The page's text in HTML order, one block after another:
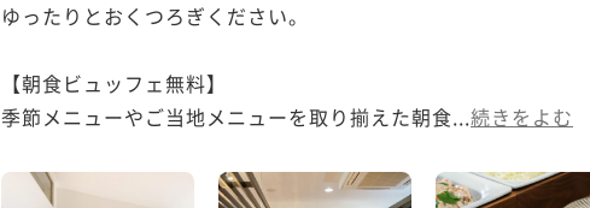
ゆったりとおくつろぎください。
【朝食ビュッフェ無料】
季節メニューやご当地メニューを取り揃えた朝食...続きをよむ